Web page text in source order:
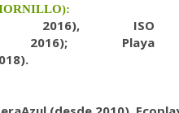
2016), ISO
); Playa